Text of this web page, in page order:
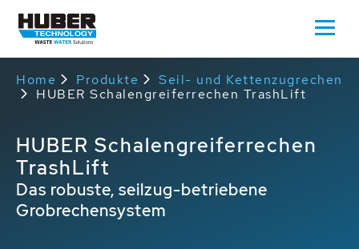
Home Produkte
Seil- und Kettenzugrechen
HUBER Schalengreiferrechen TrashLift
HUBER Schalengreiferrechen
TrashLift
Das robuste, seilzug-betriebene
Grobrechensystem